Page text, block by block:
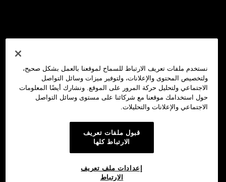
نستخدم ملفات تعريف الارتباط للسماح لموقعنا بالعمل بشكل صحيح،
ولتخصيص المحتوى والإعلانات، ولتوفير ميزات وسائل التواصل
الاجتماعي ولتحليل حركة المرور على الموقع. ونشارك أيضًا المعلومات
حول استخدامك موقعنا مع شركائنا على مستوى وسائل التواصل
الاجتماعي والإعلانات والتحليلات.
قبول ملفات تعريف
الارتباط كلها
إعدادات ملف تعريف
الارتباط